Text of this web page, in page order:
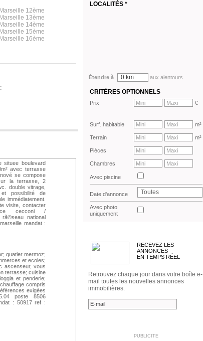
12ème
13ème
14ème
15ème
16ème
situee boulevard
avec terrasse
se compose
la terrasse, 2
double vitrage,
possibilité de
immédiatement.
visite, contacter
cecconi /
national
mandat :
quatier mermoz;
et ecoles;
ascenseur, vous
terrasse; cuisine
et penderie;
compris
exigées
poste 8506
: 50917 ref :
LOCALITÉS *
Étendre à 0 km aux alentours
CRITÈRES OPTIONNELS
Prix €
Surf. habitable m²
Terrain m²
Pièces
Chambres
Avec piscine
Date d'annonce Toutes
Avec photo
uniquement
RECEVEZ LES
ANNONCES
EN TEMPS RÉEL
Retrouvez chaque jour dans votre boîte e-
mail toutes les nouvelles annonces
immobilières.
PUBLICITE